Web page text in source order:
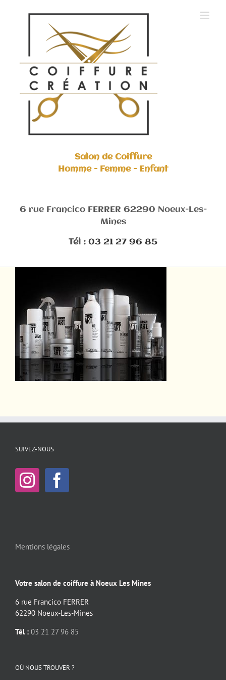
Salon de Coiffure
Homme - Femme - Enfant
6 rue Francico FERRER 62290 Noeux-Les-
Mines
Tél : 03 21 27 96 85
SUIVEZ-NOUS
Mentions légales
Votre salon de coiffure à Noeux Les Mines
6 rue Francico FERRER
62290 Noeux-Les-Mines
Tél : 03 21 27 96 85
OÙ NOUS TROUVER ?